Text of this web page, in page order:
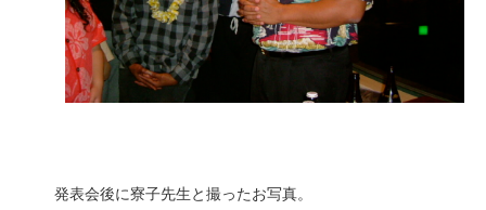
発表会後に寮子先生と撮ったお写真。